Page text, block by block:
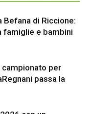
Befana di Riccione:
famiglie e bambini
per
passa la